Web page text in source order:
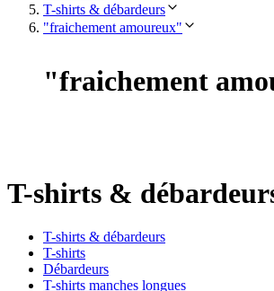
T-shirts & débardeurs
"fraichement amoureux"
"fraichement
T-shirts &
T-shirts & débardeurs
T-shirts
Débardeurs
T-shirts manches longues